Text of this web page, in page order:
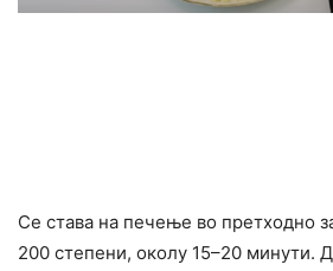
Се става на печење во претходно
200 степени, околу 15–20 минути.